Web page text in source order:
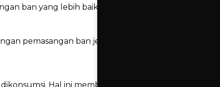
ban yang lebih baik secara keseluruhan
pemasangan ban jenis tubetype.
Hal ini membuatnya bisa